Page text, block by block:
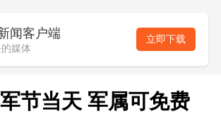
闻客户端
媒体
立即下载
节当天 军属可免费